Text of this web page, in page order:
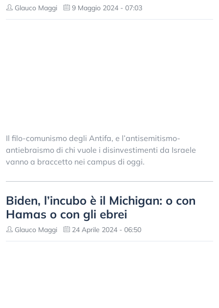
Glauco Maggi 9 Maggio 2024 - 07:03
Il filo-comunismo degli Antifa, e l’antisemitismo-
antiebraismo di chi vuole i disinvestimenti da Israele
vanno a braccetto nei campus di oggi.
Biden, l’incubo è il Michigan: o con
Hamas o con gli ebrei
Glauco Maggi 24 Aprile 2024 - 06:50